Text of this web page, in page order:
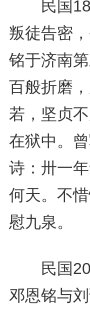
民国18
叛徒告密
铭于济南
百般折磨
若，坚贞
在狱中。
诗：卅一
何天。不
慰九泉。
民国20
邓恩铭与